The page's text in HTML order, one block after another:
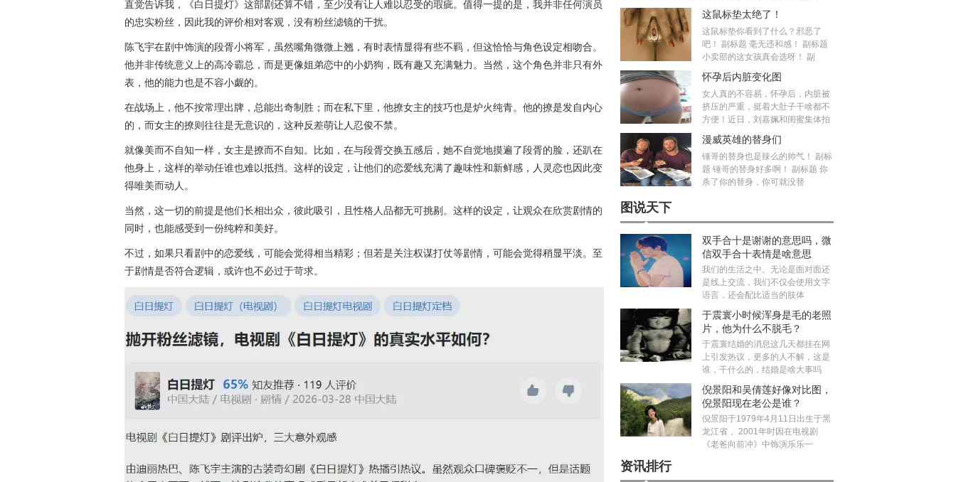
直觉告诉我，《白日提灯》这部剧还算不错，至少没有让人难以忍受的瑕疵。值得一提的是，我并非任何演员
的忠实粉丝，因此我的评价相对客观，没有粉丝滤镜的干扰。
陈飞宇在剧中饰演的段胥小将军，虽然嘴角微微上翘，有时表情显得有些不羁，但这恰恰与角色设定相吻合。
他并非传统意义上的高冷霸总，而是更像姐弟恋中的小奶狗，既有趣又充满魅力。当然，这个角色并非只有外
表，他的能力也是不容小觑的。
在战场上，他不按常理出牌，总能出奇制胜；而在私下里，他撩女主的技巧也是炉火纯青。他的撩是发自内心
的，而女主的撩则往往是无意识的，这种反差萌让人忍俊不禁。
就像美而不自知一样，女主是撩而不自知。比如，在与段胥交换五感后，她不自觉地摸遍了段胥的脸，还趴在
他身上，这样的举动任谁也难以抵挡。这样的设定，让他们的恋爱线充满了趣味性和新鲜感，人灵恋也因此变
得唯美而动人。
当然，这一切的前提是他们长相出众，彼此吸引，且性格人品都无可挑剔。这样的设定，让观众在欣赏剧情的
同时，也能感受到一份纯粹和美好。
不过，如果只看剧中的恋爱线，可能会觉得相当精彩；但若是关注权谋打仗等剧情，可能会觉得稍显平淡。至
于剧情是否符合逻辑，或许也不必过于苛求。
这鼠标垫太绝了！
这鼠标垫你看到了什么？邪恶了
吧！ 副标题 毫无违和感！ 副标题
小卖部的这女孩真会选呀！ 副
怀孕后内脏变化图
女人真的不容易，怀孕后，内脏被
挤压的严重，挺着大肚子干啥都不
方便！近日，刘嘉姵和闺蜜集体拍
漫威英雄的替身们
锤哥的替身也是辣么的帅气！ 副标
题 锤哥的替身好多啊！ 副标题 你
杀了你的替身，你可就没替
图说天下
双手合十是谢谢的意思吗，微
信双手合十表情是啥意思
我们的生活之中。无论是面对面还
是线上交流，我们不仅会使用文字
语言，还会配比适当的肢体
于震寰小时候浑身是毛的老照
片，他为什么不脱毛？
于震寰结婚的消息这几天都挂在网
上引发热议，更多的人不解，这是
谁，干什么的，结婚是啥大事吗
倪景阳和吴倩莲好像对比图，
倪景阳现在老公是谁？
倪景阳于1979年4月11日出生于黑
龙江省， 2001年时因在电视剧
《老爸向前冲》中饰演乐乐一
资讯排行